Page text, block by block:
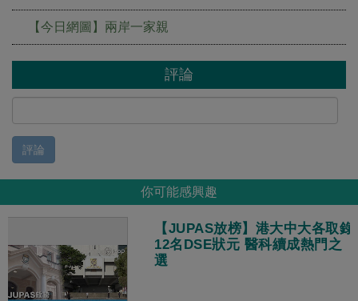
【今日網圖】兩岸一家親
評論
評論
你可能感興趣
【JUPAS放榜】港大中大各取錄
12名DSE狀元 醫科續成熱門之
選